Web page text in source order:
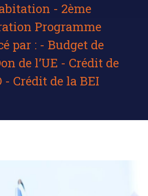
- 2ème
Programme
par : - Budget de
de l’UE - Crédit de
- Crédit de la BEI